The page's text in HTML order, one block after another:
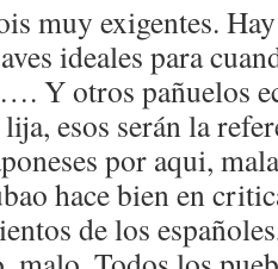
muy exigentes.
ideales para
Y otros pañuelos
esos serán la
por aqui,
hace bien en
de los